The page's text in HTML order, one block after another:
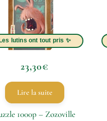
23,30€
Lire la suite
1000p – Zozoville